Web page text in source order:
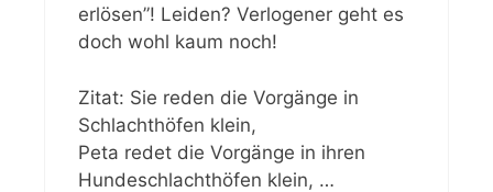
erlösen”! Leiden? Verlogener geht es
doch wohl kaum noch!
Zitat: Sie reden die Vorgänge in
Schlachthöfen klein,
Peta redet die Vorgänge in ihren
Hundeschlachthöfen klein, …